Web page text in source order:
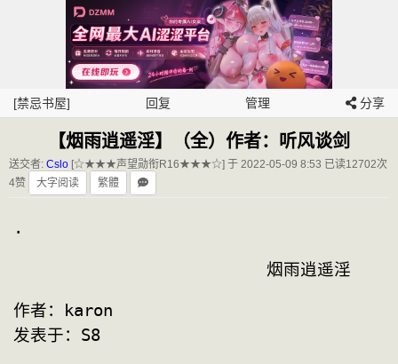
[禁忌书屋] 回复 管理 分享
【烟雨逍遥淫】（全）作者：听风谈剑
送交者: Cslo [☆★★★声望勋衔R16★★★☆] 于 2022-05-09 8:53 已读12702次
4赞
大字阅读 繁體
.
烟雨逍遥淫
作者：karon
发表于：S8